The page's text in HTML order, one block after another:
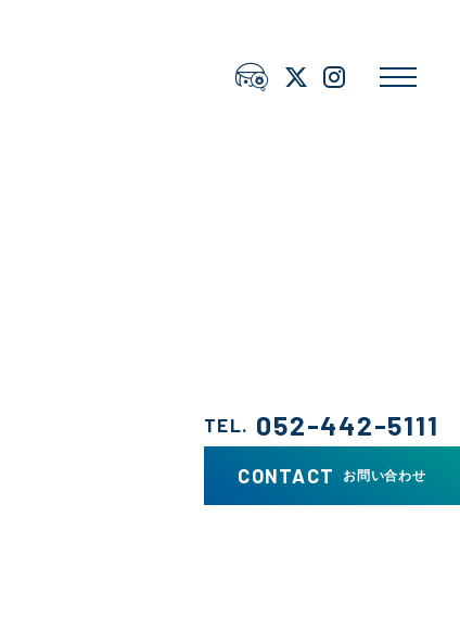
トピックスX（旧Twitter）のアイコン
インスタグラムのアイコン
TEL. 052-442-5111
CONTACT お問い合わせ